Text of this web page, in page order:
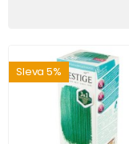
Sleva 5%